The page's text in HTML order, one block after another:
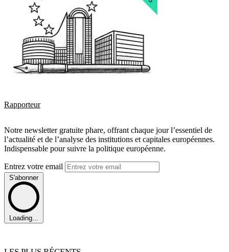
Rapporteur
Notre newsletter gratuite phare, offrant chaque jour l’essentiel de
l’actualité et de l’analyse des institutions et capitales européennes.
Indispensable pour suivre la politique européenne.
Entrez votre email
S'abonner
Loading...